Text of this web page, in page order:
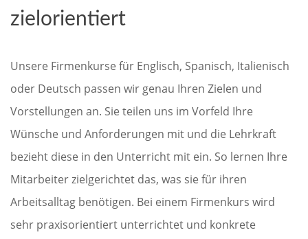
zielorientiert
Unsere Firmenkurse für Englisch, Spanisch, Italienisch
oder Deutsch passen wir genau Ihren Zielen und
Vorstellungen an. Sie teilen uns im Vorfeld Ihre
Wünsche und Anforderungen mit und die Lehrkraft
bezieht diese in den Unterricht mit ein. So lernen Ihre
Mitarbeiter zielgerichtet das, was sie für ihren
Arbeitsalltag benötigen. Bei einem Firmenkurs wird
sehr praxisorientiert unterrichtet und konkrete